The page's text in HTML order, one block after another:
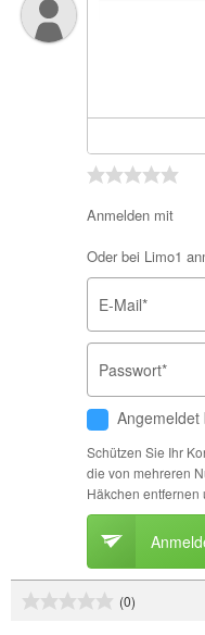
Anmelden mit
Oder bei Limo1
E-Mail*
Passwort*
Angemeldet
Schützen Sie Ihr
die von mehreren
Häkchen entfernen
(0)